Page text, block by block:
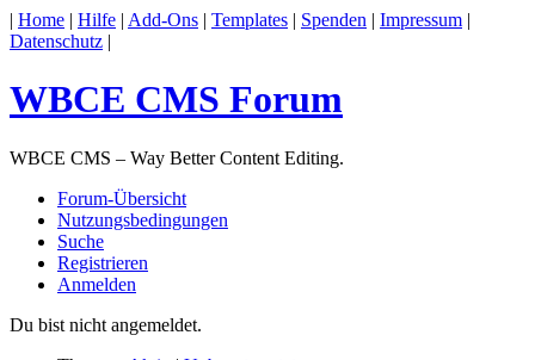
| Home | Hilfe | Add-Ons | Templates | Spenden | Impressum |
Datenschutz |
WBCE CMS Forum
WBCE CMS – Way Better Content Editing.
Forum-Übersicht
Nutzungsbedingungen
Suche
Registrieren
Anmelden
Du bist nicht angemeldet.